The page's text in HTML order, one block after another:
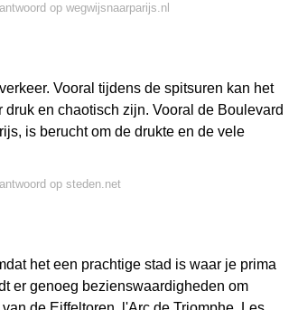
op wegwijsnaarparijs.nl
Vooral tijdens de spitsuren kan het
en chaotisch zijn. Vooral de Boulevard
is berucht om de drukte en de vele
op steden.net
het een prachtige stad is waar je prima
er genoeg bezienswaardigheden om